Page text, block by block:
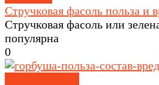
Стручковая фасоль польза и
Стручковая фасоль или
популярна
0